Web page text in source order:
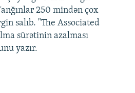
250 mindən çox
salıb. "The Associated
sürətinin azalması
yazır.